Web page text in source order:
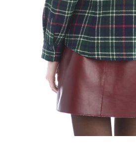
alla
subito alla newsletter e scopri in
e i progetti